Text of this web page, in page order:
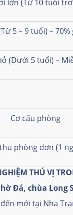
lớn (Từ 10 tuổi
5 – 9 tuổi) –
(Dưới 5 tuổi) –
Cơ cấu phòng
phòng đơn (1
THÚ VỊ
Đá, chùa Long
mới tại Nha